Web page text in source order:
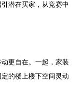
潜在买家，从竞赛中
更自在。一起，家装
的楼上楼下空间灵动